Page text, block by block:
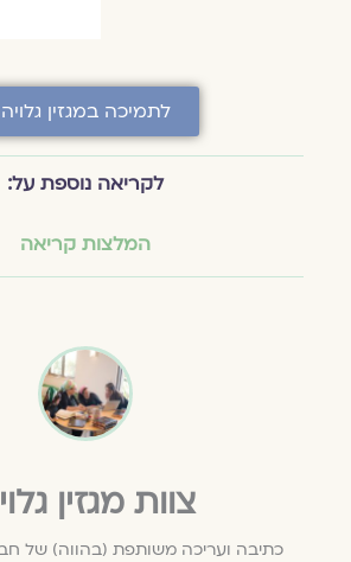
לתמיכה במגזין גלויה
לקריאה נוספת על:
המלצות קריאה
צוות מגזין
כתיבה ועריכה משותפת (בהווה) של